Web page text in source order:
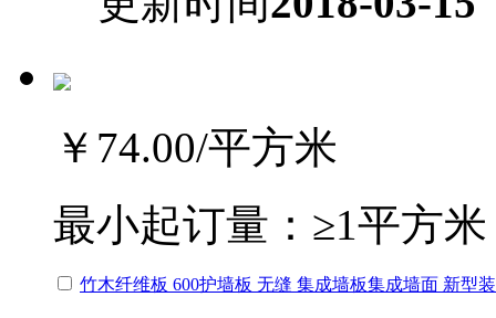
￥74.00/平方米
最小起订量： ≥1平方米
竹木纤维板 600护墙板 无缝 集成墙板集成墙面 新型